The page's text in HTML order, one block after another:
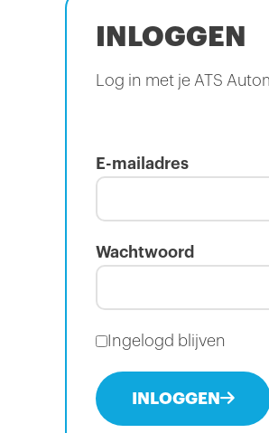
INLOGGEN
Log in met je ATS
E-mailadres
Wachtwoord
Ingelogd blijven
INLOGGEN